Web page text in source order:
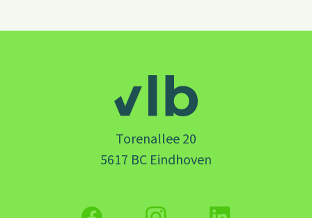
Torenallee 20
5617 BC Eindhoven